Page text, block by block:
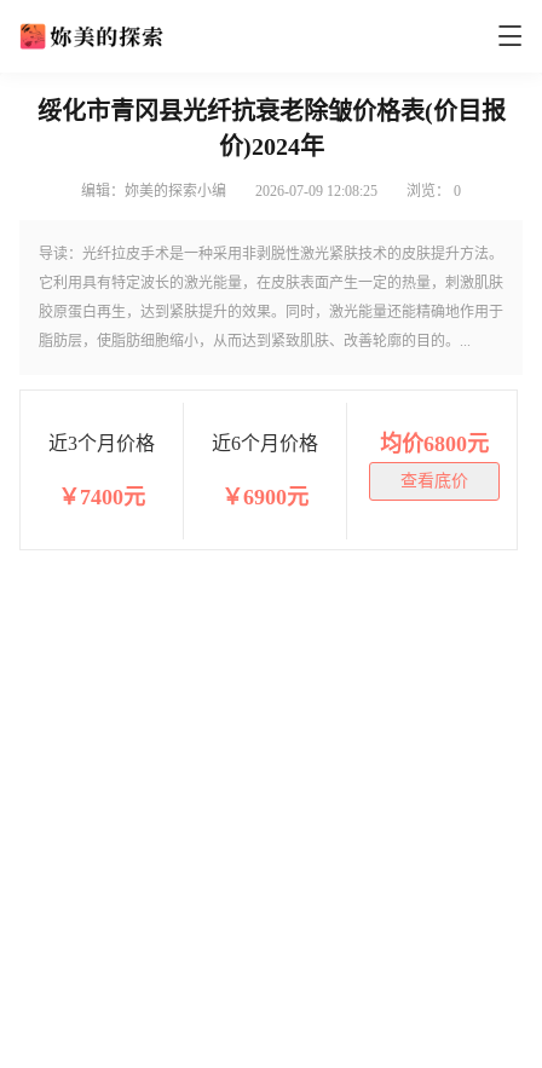
绥化市青冈县光纤抗衰老除皱价格表(价目报
价)2024年
编辑：妳美的探索小编 2026-07-09 12:08:25 浏览： 0
导读：光纤拉皮手术是一种采用非剥脱性激光紧肤技术的皮肤提升方法。
它利用具有特定波长的激光能量，在皮肤表面产生一定的热量，刺激肌肤
胶原蛋白再生，达到紧肤提升的效果。同时，激光能量还能精确地作用于
脂肪层，使脂肪细胞缩小，从而达到紧致肌肤、改善轮廓的目的。...
均价6800元
查看底价
近3个月价格
￥7400元
近6个月价格
￥6900元